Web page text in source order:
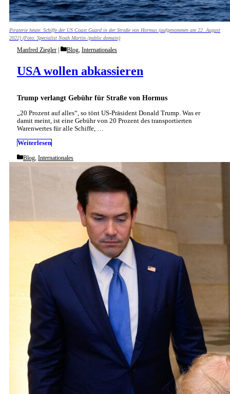
Piraterie heute: Schiffe der US Coast Guard in der Straße von Hormus (aufgenommen am 22. August
2022) (Foto: Specialist Noah Martin /public domain)
Trump verlangt Gebühr für Straße von Hormus
USA wollen abkassieren
Manfred Ziegler Categories
Blog, Internationales
„20 Prozent auf alles“, so tönt US-Präsident Donald Trump. Was er
damit meint, ist eine Gebühr von 20 Prozent des transportierten
Warenwertes für alle Schiffe, …
Weiterlesen
Categories
Blog Internationales